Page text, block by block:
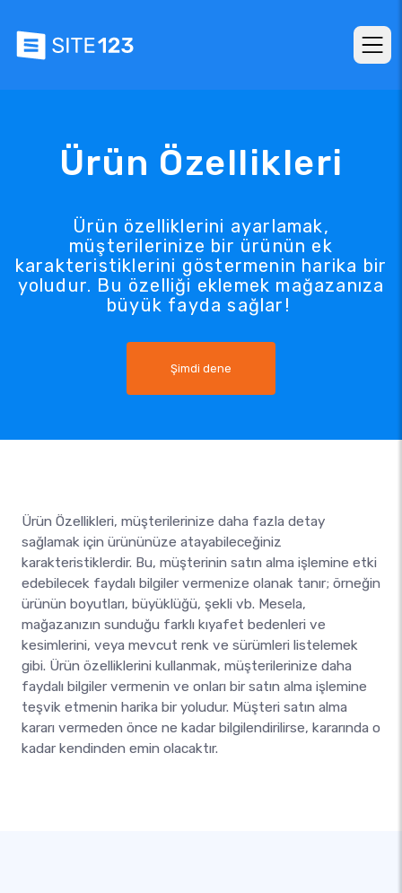
Ürün Özellikleri
Ürün özelliklerini ayarlamak,
müşterilerinize bir ürünün ek
karakteristiklerini göstermenin harika bir
yoludur. Bu özelliği eklemek mağazanıza
büyük fayda sağlar!
Şimdi dene
Ürün Özellikleri, müşterilerinize daha fazla detay
sağlamak için ürününüze atayabileceğiniz
karakteristiklerdir. Bu, müşterinin satın alma işlemine etki
edebilecek faydalı bilgiler vermenize olanak tanır; örneğin
ürünün boyutları, büyüklüğü, şekli vb. Mesela,
mağazanızın sunduğu farklı kıyafet bedenleri ve
kesimlerini, veya mevcut renk ve sürümleri listelemek
gibi. Ürün özelliklerini kullanmak, müşterilerinize daha
faydalı bilgiler vermenin ve onları bir satın alma işlemine
teşvik etmenin harika bir yoludur. Müşteri satın alma
kararı vermeden önce ne kadar bilgilendirilirse, kararında o
kadar kendinden emin olacaktır.